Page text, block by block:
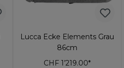
Lucca Ecke Elements Grau
86cm
CHF 1’219.00*